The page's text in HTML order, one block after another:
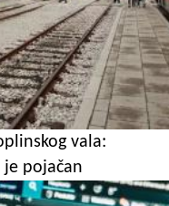
vala:
je pojačan